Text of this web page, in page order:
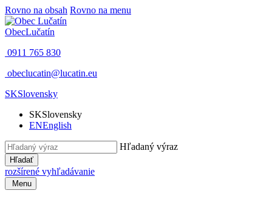
Rovno na obsah Rovno na menu
ObecLučatín
0911 765 830
obeclucatin@lucatin.eu
SKSlovensky
SKSlovensky
ENEnglish
Hľadaný výraz
Hľadať
rozšírené vyhľadávanie
Menu